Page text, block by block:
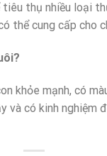
thụ nhiều loại
thể cung cấp cho
khỏe mạnh, có
và có kinh